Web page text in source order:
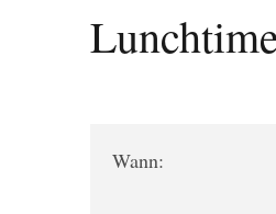
Wann: